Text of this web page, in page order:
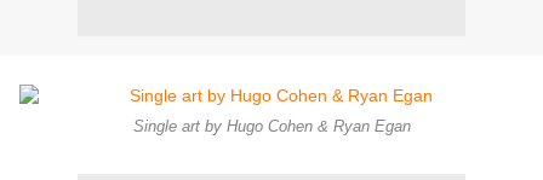
Single art by Hugo Cohen & Ryan Egan